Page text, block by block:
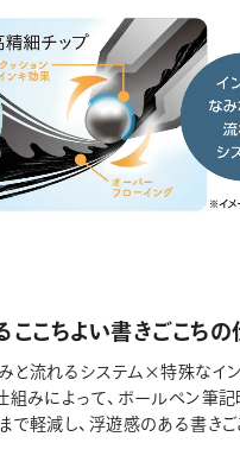
ここちよい書きごこちの
と流れるシステム×特殊なイ
組みによって、ボールペン筆
で軽減し、浮遊感のある書きご